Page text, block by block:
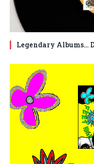
Legendary Albums…